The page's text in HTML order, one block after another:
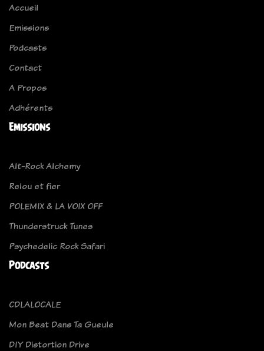
Accueil
Emissions
Podcasts
Contact
A Propos
Adhérents
Emissions
Alt-Rock Alchemy
Relou et fier
POLEMIX & LA VOIX OFF
Thunderstruck Tunes
Psychedelic Rock Safari
Podcasts
CDLALOCALE
Mon Beat Dans Ta Gueule
DIY Distortion Drive